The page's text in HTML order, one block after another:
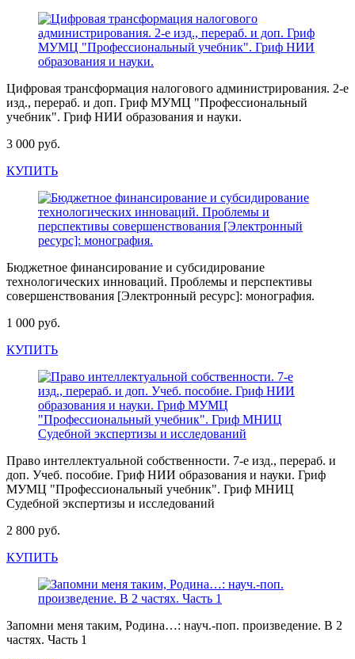
Цифровая трансформация налогового администрирования. 2-е
изд., перераб. и доп. Гриф МУМЦ "Профессиональный
учебник". Гриф НИИ образования и науки.
3 000 руб.
КУПИТЬ
Бюджетное финансирование и субсидирование
технологических инноваций. Проблемы и перспективы
совершенствования [Электронный ресурс]: монография.
1 000 руб.
КУПИТЬ
Право интеллектуальной собственности. 7-е изд., перераб. и
доп. Учеб. пособие. Гриф НИИ образования и науки. Гриф
МУМЦ "Профессиональный учебник". Гриф МНИЦ
Судебной экспертизы и исследований
2 800 руб.
КУПИТЬ
Запомни меня таким, Родина…: науч.-поп. произведение. В 2
частях. Часть 1